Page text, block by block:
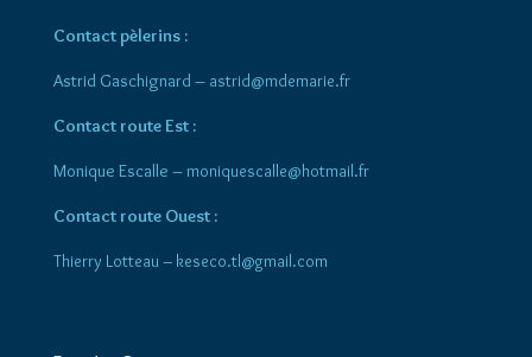
Contact pèlerins :
Astrid Gaschignard – astrid@mdemarie.fr
Contact route Est :
Monique Escalle – moniquescalle@hotmail.fr
Contact route Ouest :
Thierry Lotteau – keseco.tl@gmail.com